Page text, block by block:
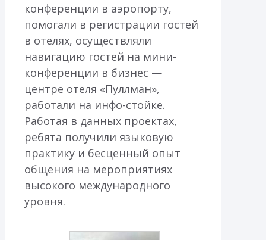
конференции в аэропорту,
помогали в регистрации гостей
в отелях, осуществляли
навигацию гостей на мини-
конференции в бизнес —
центре отеля «Пуллман»,
работали на инфо-стойке.
Работая в данных проектах,
ребята получили языковую
практику и бесценный опыт
общения на мероприятиях
высокого международного
уровня.